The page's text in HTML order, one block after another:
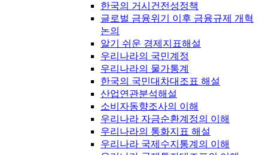
한국의 거시건전성정책
글로벌 금융위기 이후 금융규제 개혁
논의
알기 쉬운 경제지표해설
우리나라의 국민계정
우리나라의 물가통계
한국의 국민대차대조표 해설
산업연관분석해설
소비자동향조사의 이해
우리나라 자금순환계정의 이해
우리나라의 통화지표 해설
우리나라 국제수지통계의 이해